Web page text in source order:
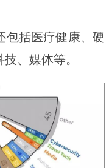
包括医疗健康、硬
、媒体等。